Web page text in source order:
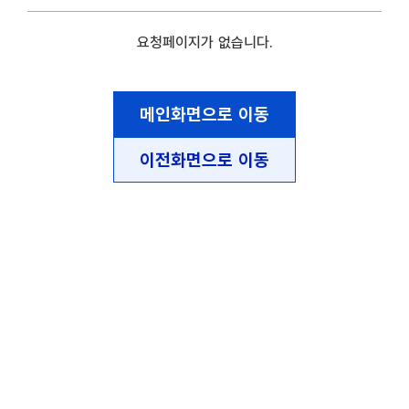
요청페이지가 없습니다.
메인화면으로 이동
이전화면으로 이동